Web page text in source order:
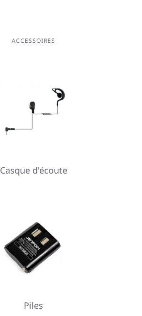
ACCESSOIRES
Casque d'écoute
Piles